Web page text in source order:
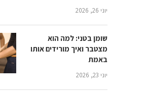
יוני 26, 2026
שומן בטני: למה הוא
מצטבר ואיך מורידים אותו
באמת
יוני 23, 2026